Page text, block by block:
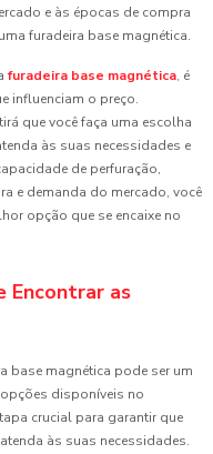
e às épocas de compra
furadeira base magnética.
furadeira base magnética, é
influenciam o preço.
que você faça uma escolha
às suas necessidades e
de perfuração,
e demanda do mercado, você
opção que se encaixe no
Encontrar as
base magnética pode ser um
disponíveis no
crucial para garantir que
às suas necessidades.